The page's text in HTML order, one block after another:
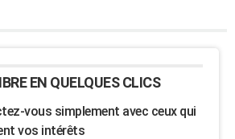
EN QUELQUES CLICS
vous simplement avec ceux qui
vos intérêts